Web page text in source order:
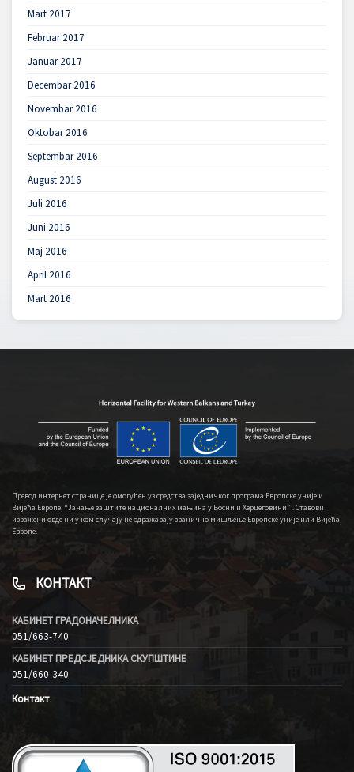
Mart 2017
Februar 2017
Januar 2017
Decembar 2016
Novembar 2016
Oktobar 2016
Septembar 2016
August 2016
Juli 2016
Juni 2016
Maj 2016
April 2016
Mart 2016
Превод интернет странице је омогућен уз средства заједничког програма Европске уније и
Вијећа Европе, “Јачање заштите националних мањина у Босни и Херцеговини” . Ставови
изражени овде ни у ком случају не одражавају званично мишљење Европске уније или Вијећа
Европе.
КОНТАКТ
КАБИНЕТ ГРАДОНАЧЕЛНИКА
051/663-740
КАБИНЕТ ПРЕДСЈЕДНИКА СКУПШТИНЕ
051/660-340
Контакт